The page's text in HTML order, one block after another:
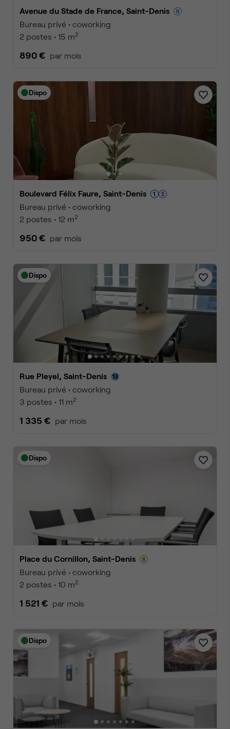
Avenue du Stade de France, Saint-Denis
Bureau privé • coworking
2 postes • 15 m2
890 € par mois
Dispo
Boulevard Félix Faure, Saint-Denis
Bureau privé • coworking
2 postes • 12 m2
950 € par mois
Dispo
Rue Pleyel, Saint-Denis
Bureau privé • coworking
3 postes • 11 m2
1 335 € par mois
Dispo
Place du Cornillon, Saint-Denis
Bureau privé • coworking
2 postes • 10 m2
1 521 € par mois
Dispo